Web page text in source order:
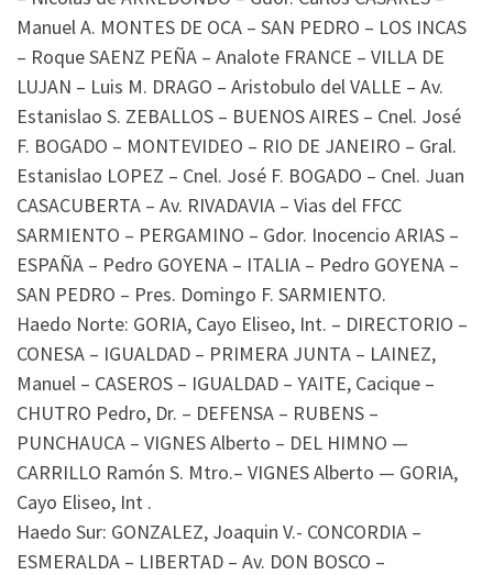
Manuel A. MONTES DE OCA – SAN PEDRO – LOS INCAS
– Roque SAENZ PEÑA – Analote FRANCE – VILLA DE
LUJAN – Luis M. DRAGO – Aristobulo del VALLE – Av.
Estanislao S. ZEBALLOS – BUENOS AIRES – Cnel. José
F. BOGADO – MONTEVIDEO – RIO DE JANEIRO – Gral.
Estanislao LOPEZ – Cnel. José F. BOGADO – Cnel. Juan
CASACUBERTA – Av. RIVADAVIA – Vias del FFCC
SARMIENTO – PERGAMINO – Gdor. Inocencio ARIAS –
ESPAÑA – Pedro GOYENA – ITALIA – Pedro GOYENA –
SAN PEDRO – Pres. Domingo F. SARMIENTO.
Haedo Norte: GORIA, Cayo Eliseo, Int. – DIRECTORIO –
CONESA – IGUALDAD – PRIMERA JUNTA – LAINEZ,
Manuel – CASEROS – IGUALDAD – YAITE, Cacique –
CHUTRO Pedro, Dr. – DEFENSA – RUBENS –
PUNCHAUCA – VIGNES Alberto – DEL HIMNO —
CARRILLO Ramón S. Mtro.– VIGNES Alberto — GORIA,
Cayo Eliseo, Int .
Haedo Sur: GONZALEZ, Joaquin V.- CONCORDIA –
ESMERALDA – LIBERTAD – Av. DON BOSCO –